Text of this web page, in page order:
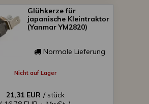
Glühkerze für
japanische Kleintraktor
(Yanmar YM2820)
Normale Lieferung
Nicht auf Lager
21,31 EUR / stück